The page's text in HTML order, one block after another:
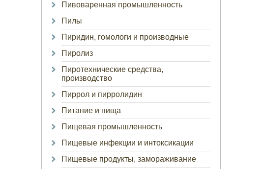
Пивоваренная промышленность
Пилы
Пиридин, гомологи и производные
Пиролиз
Пиротехнические средства,
производство
Пиррол и пирролидин
Питание и пища
Пищевая промышленность
Пищевые инфекции и интоксикации
Пищевые продукты, замораживание